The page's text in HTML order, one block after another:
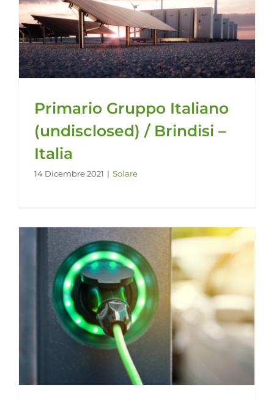
Primario Gruppo Italiano
(undisclosed) / Brindisi –
Italia
14 Dicembre 2021 | Solare